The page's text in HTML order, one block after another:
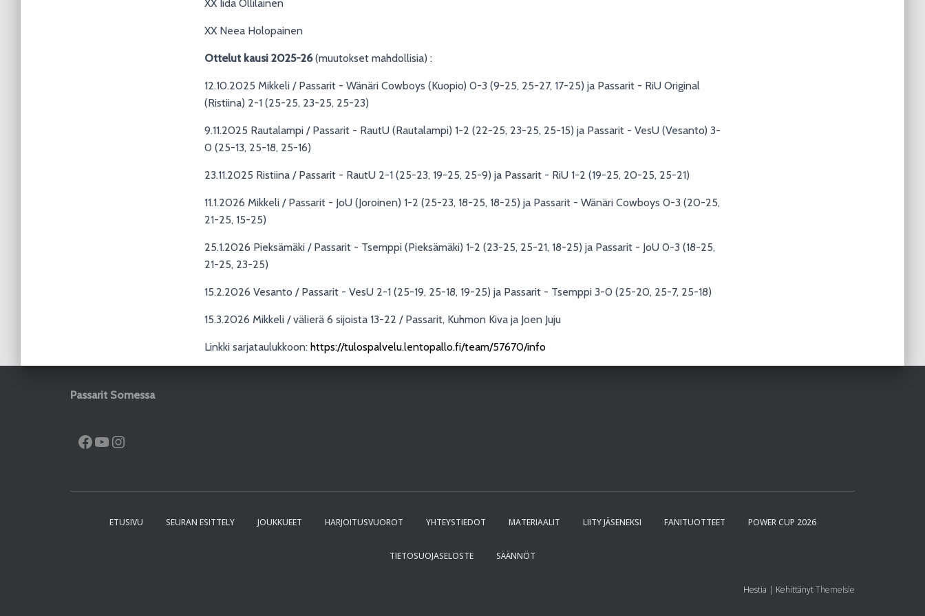
XX Iida Ollilainen
XX Neea Holopainen
Ottelut kausi 2025-26(muutokset mahdollisia) :
12.10.2025 Mikkeli / Passarit - Wänäri Cowboys (Kuopio) 0-3 (9-25, 25-27, 17-25) ja Passarit - RiU Original
(Ristiina) 2-1 (25-25, 23-25, 25-23)
9.11.2025 Rautalampi / Passarit - RautU (Rautalampi) 1-2 (22-25, 23-25, 25-15) ja Passarit - VesU (Vesanto) 3-
0 (25-13, 25-18, 25-16)
23.11.2025 Ristiina / Passarit - RautU 2-1 (25-23, 19-25, 25-9) ja Passarit - RiU 1-2 (19-25, 20-25, 25-21)
11.1.2026 Mikkeli / Passarit - JoU (Joroinen) 1-2 (25-23, 18-25, 18-25) ja Passarit - Wänäri Cowboys 0-3 (20-25,
21-25, 15-25)
25.1.2026 Pieksämäki / Passarit - Tsemppi (Pieksämäki) 1-2 (23-25, 25-21, 18-25) ja Passarit - JoU 0-3 (18-25,
21-25, 23-25)
15.2.2026 Vesanto / Passarit - VesU 2-1 (25-19, 25-18, 19-25) ja Passarit - Tsemppi 3-0 (25-20, 25-7, 25-18)
15.3.2026 Mikkeli / välierä 6 sijoista 13-22 / Passarit, Kuhmon Kiva ja Joen Juju
Linkki sarjataulukkoon: https://tulospalvelu.lentopallo.fi/team/57670/info
Passarit Somessa
FACEBOOK YOUTUBE
ETUSIVU SEURAN ESITTELY JOUKKUEET HARJOITUSVUOROT YHTEYSTIEDOT MATERIAALIT LIITY JÄSENEKSI FANITUOTTEET POWER CUP 2026
TIETOSUOJASELOSTE SÄÄNNÖT
Hestia | KehittänytThemeIsle